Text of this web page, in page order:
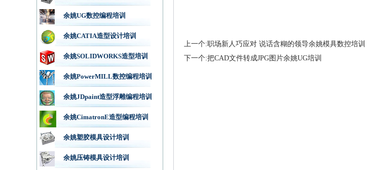
余姚UG数控编程培训
余姚CATIA造型设计培训
余姚SOLIDWORKS造型培训
余姚PowerMILL数控编程培训
余姚JDpaint造型浮雕编程培训
余姚CimatronE造型编程培训
余姚塑胶模具设计培训
余姚压铸模具设计培训
上一个:职场新人巧应对 说话含糊的领导余姚模具数控培训
下一个:把CAD文件转成JPG图片余姚UG培训